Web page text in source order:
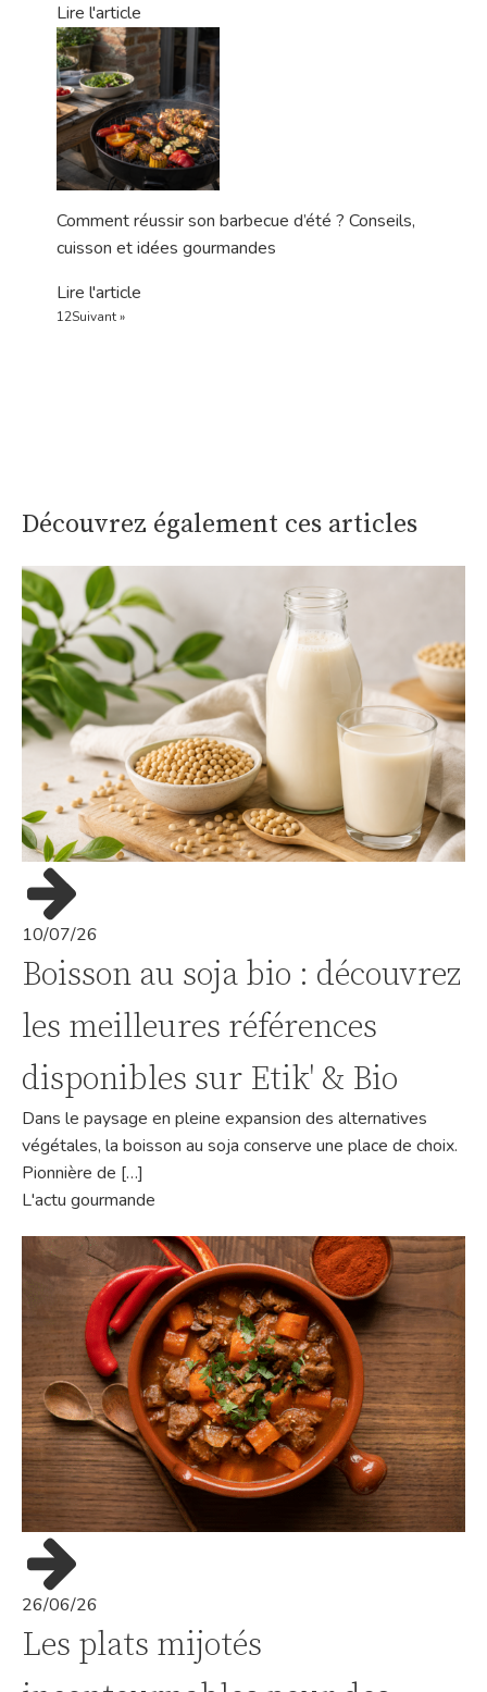
Lire l'article
Comment réussir son barbecue d’été ? Conseils,
cuisson et idées gourmandes
Lire l'article
12Suivant »
Découvrez également ces articles
10/07/26
Boisson au soja bio : découvrez
les meilleures références
disponibles sur Etik' & Bio
Dans le paysage en pleine expansion des alternatives
végétales, la boisson au soja conserve une place de choix.
Pionnière de […]
L'actu gourmande
26/06/26
Les plats mijotés